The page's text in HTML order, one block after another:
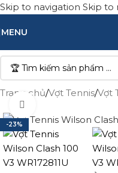
Skip to navigation Skip to
MENU
Trang chủ/Vợt Tennis/Vợt
-23%